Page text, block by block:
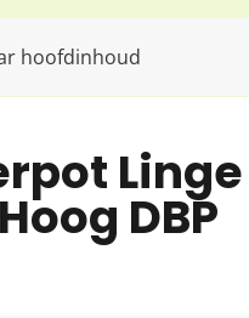
hoofdinhoud
Linge
DBP